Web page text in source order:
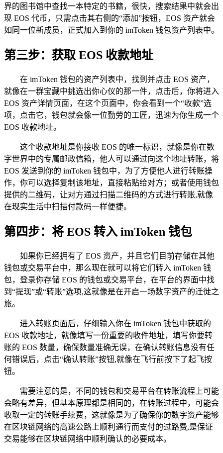
界的图书馆中查找一本特定的书籍，很快，搜索结果中就会出
现 EOS 代币，只需点击其右侧的“添加”按钮，EOS 资产就会
如同一位新成员，正式加入到你的 imToken 钱包资产列表中。
第三步：获取 EOS 收款地址
在 imToken 钱包的资产列表中，找到并点击 EOS 资产，
就像在一群宝藏中挑选出你心仪的那一件，点击后，你将进入
EOS 资产详情页面，在这个页面中，你会看到一个“收款”选
项，点击它，钱包就会像一位勤劳的工匠，迅速为你生成一个
EOS 收款地址。
这个收款地址是你接收 EOS 的唯一标识，就像是你在数
字世界中的专属邮政信箱，他人可以通过向这个地址转账，将
EOS 发送到你的 imToken 钱包中，为了方便他人进行转账操
作，你可以选择复制该地址，直接粘贴给对方；或者使用钱包
提供的二维码，让对方通过扫描二维码的方式进行转账,就像
在现实生活中扫描付款码一样便捷。
第四步：将 EOS 转入 imToken 钱包
如果你已经拥有了 EOS 资产，并且它们目前存储在其他
钱包或交易平台中，那么现在就可以将它们转入 imToken 钱
包，登录你存储 EOS 的钱包或交易平台，在平台的界面中找
到“提现”或“转账”选项,这就像是在开启一场数字资产的迁徙之
旅。
进入转账页面后，仔细输入你在 imToken 钱包中获取的
EOS 收款地址，就像填写一份重要的收件地址，填写你要转
账的 EOS 数量，确保数量准确无误，在确认转账信息没有任
何错误后，点击“确认转账”按钮,就像在飞行前按下了起飞按
钮。
需要注意的是，不同的钱包和交易平台在转账流程上可能
会略有差异，但基本原理都是相同的，在转账过程中，可能会
收取一定的转账手续费，这就像是为了确保你的数字资产能够
在区块链网络的高速公路上顺利通行而支付的过路费,是保证
交易能够在区块链网络中顺利确认的必要成本。